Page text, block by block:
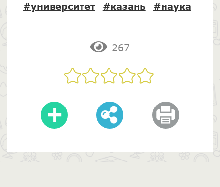
#университет
#казань #наука
267